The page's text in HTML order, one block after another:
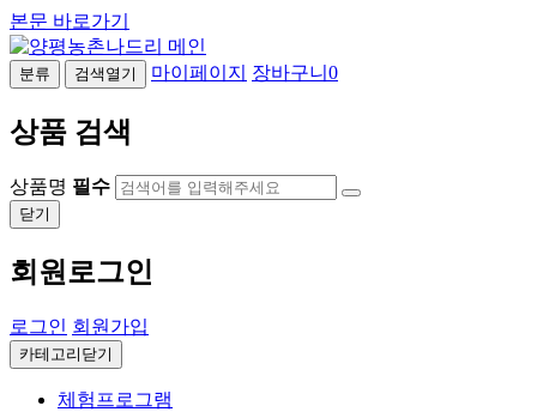
본문 바로가기
분류 검색열기 마이페이지 장바구니 0
상품 검색
상품명 필수
닫기
회원로그인
로그인 회원가입
카테고리닫기
체험프로그램